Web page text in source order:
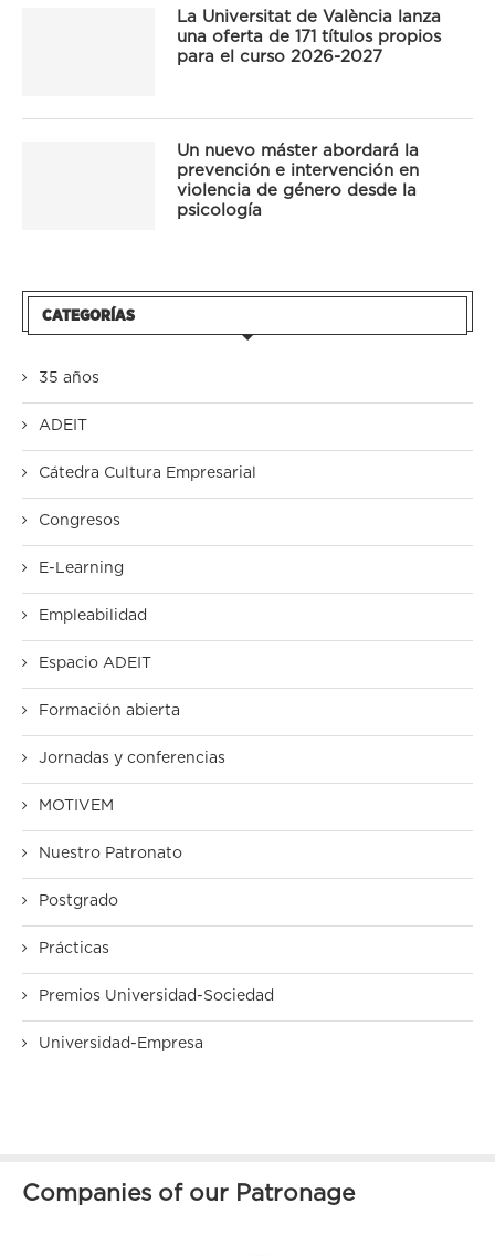
La Universitat de València lanza
una oferta de 171 títulos propios
para el curso 2026-2027
Un nuevo máster abordará la
prevención e intervención en
violencia de género desde la
psicología
CATEGORÍAS
35 años
ADEIT
Cátedra Cultura Empresarial
Congresos
E-Learning
Empleabilidad
Espacio ADEIT
Formación abierta
Jornadas y conferencias
MOTIVEM
Nuestro Patronato
Postgrado
Prácticas
Premios Universidad-Sociedad
Universidad-Empresa
Companies of our Patronage